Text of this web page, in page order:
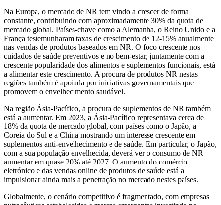
Na Europa, o mercado de NR tem vindo a crescer de forma
constante, contribuindo com aproximadamente 30% da quota de
mercado global. Países-chave como a Alemanha, o Reino Unido e a
França testemunharam taxas de crescimento de 12-15% anualmente
nas vendas de produtos baseados em NR. O foco crescente nos
cuidados de saúde preventivos e no bem-estar, juntamente com a
crescente popularidade dos alimentos e suplementos funcionais, está
a alimentar este crescimento. A procura de produtos NR nestas
regiões também é apoiada por iniciativas governamentais que
promovem o envelhecimento saudável.
Na região Ásia-Pacífico, a procura de suplementos de NR também
está a aumentar. Em 2023, a Ásia-Pacífico representava cerca de
18% da quota de mercado global, com países como o Japão, a
Coreia do Sul e a China mostrando um interesse crescente em
suplementos anti-envelhecimento e de saúde. Em particular, o Japão,
com a sua população envelhecida, deverá ver o consumo de NR
aumentar em quase 20% até 2027. O aumento do comércio
eletrónico e das vendas online de produtos de saúde está a
impulsionar ainda mais a penetração no mercado nestes países.
Globalmente, o cenário competitivo é fragmentado, com empresas